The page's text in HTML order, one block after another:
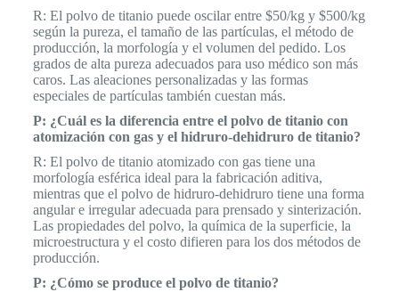
R: El polvo de titanio puede oscilar entre $50/kg y $500/kg
según la pureza, el tamaño de las partículas, el método de
producción, la morfología y el volumen del pedido. Los
grados de alta pureza adecuados para uso médico son más
caros. Las aleaciones personalizadas y las formas
especiales de partículas también cuestan más.
P: ¿Cuál es la diferencia entre el polvo de titanio con
atomización con gas y el hidruro-dehidruro de titanio?
R: El polvo de titanio atomizado con gas tiene una
morfología esférica ideal para la fabricación aditiva,
mientras que el polvo de hidruro-dehidruro tiene una forma
angular e irregular adecuada para prensado y sinterización.
Las propiedades del polvo, la química de la superficie, la
microestructura y el costo difieren para los dos métodos de
producción.
P: ¿Cómo se produce el polvo de titanio?